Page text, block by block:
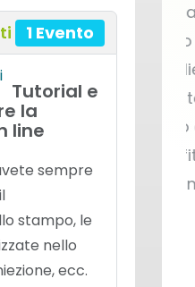
1 Evento
Tutorial e
la
line
sempre
stampo, le
nello
ecc.
imparato
molto e